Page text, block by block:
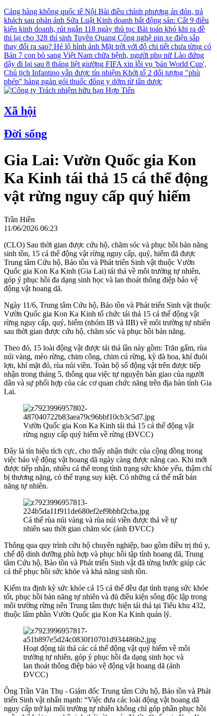
Cảng hàng không quốc tế Nội Bài điều chỉnh phương án đón, trả
khách sau phản ánh Sửa Luật Kinh doanh bất động sản: Cắt 9 điều
kiện kinh doanh, rút ngắn 118 ngày thủ tục Bài toán khó khi ra đề
thi lại cho 328 thí sinh Tuyên Quang Công nghệ pin xe điện sắp
thay đổi ra sao? Hé lộ hình ảnh Mặt trời với độ chi tiết chưa từng có
Bán 7 con bò sang Việt Nam chữa bệnh, người phụ nữ Lào đứng
dậy đi lại sau 8 tháng liệt giường FIFA xin lỗi vụ 'bán World Cup',
Chủ tịch Infantino vẫn được tín nhiệm Khởi tố 2 đối tượng "phù
phép" hàng ngàn gói thuốc đông y dởm từ tân dược
Xã hội
Đời sống
Gia Lai: Vườn Quốc gia Kon
Ka Kinh tái thả 15 cá thể động
vật rừng nguy cấp quý hiếm
Trần Hiền
11/06/2026 06:23
(CLO) Sau thời gian được cứu hộ, chăm sóc và phục hồi bản năng
sinh tồn, 15 cá thể động vật rừng nguy cấp, quý, hiếm đã được
Trung tâm Cứu hộ, Bảo tồn và Phát triển Sinh vật thuộc Vườn
Quốc gia Kon Ka Kinh (Gia Lai) tái thả về môi trường tự nhiên,
góp ý phục hồi đa dạng sinh học và lan thoát thông điệp bảo vệ
động vật hoang dã.
Ngày 11/6, Trung tâm Cứu hộ, Bảo tồn và Phát triển Sinh vật thuộc
Vườn Quốc gia Kon Ka Kinh tổ chức tái thả 15 cá thể động vật
rừng nguy cấp, quý, hiếm (nhóm IB và IIB) về môi trường tự nhiên
sau thời gian được cứu hộ, chăm sóc và phục hồi bản năng.
Theo đó, 15 loài động vật được tái thả lần này gồm: Trăn gấm, rùa
núi vàng, mèo rừng, chim công, chim cú rừng, kỳ đà hoa, khỉ đuôi
lợn, khỉ mặt đỏ, rùa núi viền. Toàn bộ số động vật trên được tiếp
nhận trong tháng 5, thông qua việc tự nguyện bàn giao của người
dân và sự phối hợp của các cơ quan chức năng trên địa bàn tỉnh Gia
Lai.
Vườn Quốc gia Kon Ka Kinh tái thả 15 cá thể động vật
rừng nguy cấp quý hiếm về rừng (ĐVCC)
Đây là tín hiệu tích cực, cho thấy nhận thức của cộng đồng trong
việc bảo vệ động vật hoang dã ngày càng được nâng cao. Khi mới
được tiếp nhận, nhiều cá thể trong tình trạng sức khỏe yếu, thậm chí
bị thương nặng, có thể trạng suy kiệt. Có những cá thể mất bản
năng tự nhiên.
Cá thể rùa núi vàng và rùa núi viền được thả về tự
nhiên sau thời gian chăm sóc (ảnh ĐVCC)
Thông qua quy trình cứu hộ chuyên nghiệp, bao gồm điều trị thú y,
chế độ dinh dưỡng phù hợp và phục hồi tập tính hoang dã, Trung
tâm Cứu hộ, Bảo tồn và Phát triển Sinh vật đã từng bước giúp các
cá thể phục hồi sức khỏe và khả năng sinh tồn.
Kiểm tra định kỳ sức khỏe cả 15 cá thể đều đạt tình trạng sức khỏe
tốt, phục hồi bản năng tự nhiên và đủ điều kiện sống độc lập trong
môi trường rừng nên Trung tâm thực hiện tái thả tại Tiểu khu 432,
thuộc lâm phần Vườn Quốc gia Kon Ka Kinh quản lý.
Hoạt động tái thả các cá thể động vật quý hiếm về môi
trường tự nhiên, góp ý phục hồi đa dạng sinh học và
lan thoát thông điệp bảo vệ động vật hoang dã (ảnh
ĐVCC)
Ông Trần Văn Thụ - Giám đốc Trung tâm Cứu hộ, Bảo tồn và Phát
triển Sinh vật nhấn mạnh: “Việc đưa các loài động vật hoang dã
nguy cấp trở lại môi trường tự nhiên không chỉ góp phần phục hồi